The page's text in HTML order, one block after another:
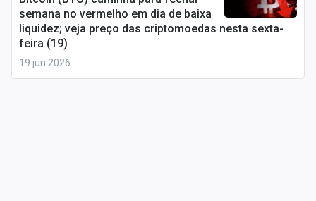
semana no vermelho em dia de baixa
liquidez; veja preço das criptomoedas nesta sexta-
feira (19)
19 jun 2026